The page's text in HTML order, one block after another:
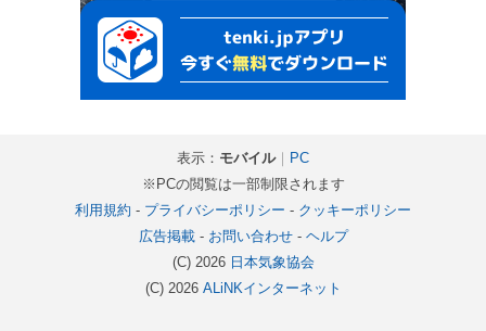
表示： モバイル｜ PC
※PCの閲覧は一部制限されます
利用規約 - プライバシーポリシー - クッキーポリシー
広告掲載- お問い合わせ- ヘルプ
(C) 2026 日本気象協会
(C) 2026 ALiNKインターネット